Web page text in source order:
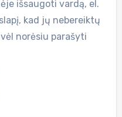
išsaugoti vardą, el.
kad jų nebereiktų
norėsiu parašyti